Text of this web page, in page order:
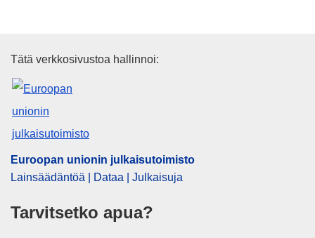
Euroopan unionin
Tätä verkkosivustoa hallinnoi:
Euroopan unionin julkaisutoimisto
Lainsäädäntöä | Dataa | Julkaisuja
Tarvitsetko apua?